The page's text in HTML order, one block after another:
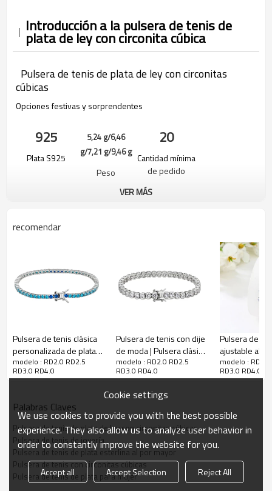
Introducción a la pulsera de tenis de
plata de ley con circonita cúbica
Pulsera de tenis de plata de ley con circonitas
cúbicas
Opciones festivas y sorprendentes
925
Plata S925
5,24 g/6,46
g/7,21 g/9,46 g
Peso
20
Cantidad mínima
de pedido
VER MÁS
recomendar
Pulsera de tenis clásica
personalizada de plata
de ley 925 | Pulsera de
tenis con circonitas
modelo : RD2.0 RD2.5
RD3.0 RD4.0
Pulsera de tenis con dije
de moda | Pulsera clásica
de tenis para mujer en
plata de ley 925
modelo : RD2.0 RD2.5
RD3.0 RD4.0
Pulsera de
ajustable al
Proveedor
pulseras de
modelo :
RD3.0 RD4.0
Palabras Claves
Pulsera de tenis de plata de ley con circonitas cúbicas
Pulsera de tenis de joyería
Pulsera de tenis de plata esterlina al por mayor
Pulsera de tenis con circonitas cúbicas
Pulsera de tenis de plata para mujer
Cookie settings
We use cookies to provide you with the best possible
experience. They also allow us to analyze user behavior in
order to constantly improve the website for you.
Accept all Accept Selection
Reject All